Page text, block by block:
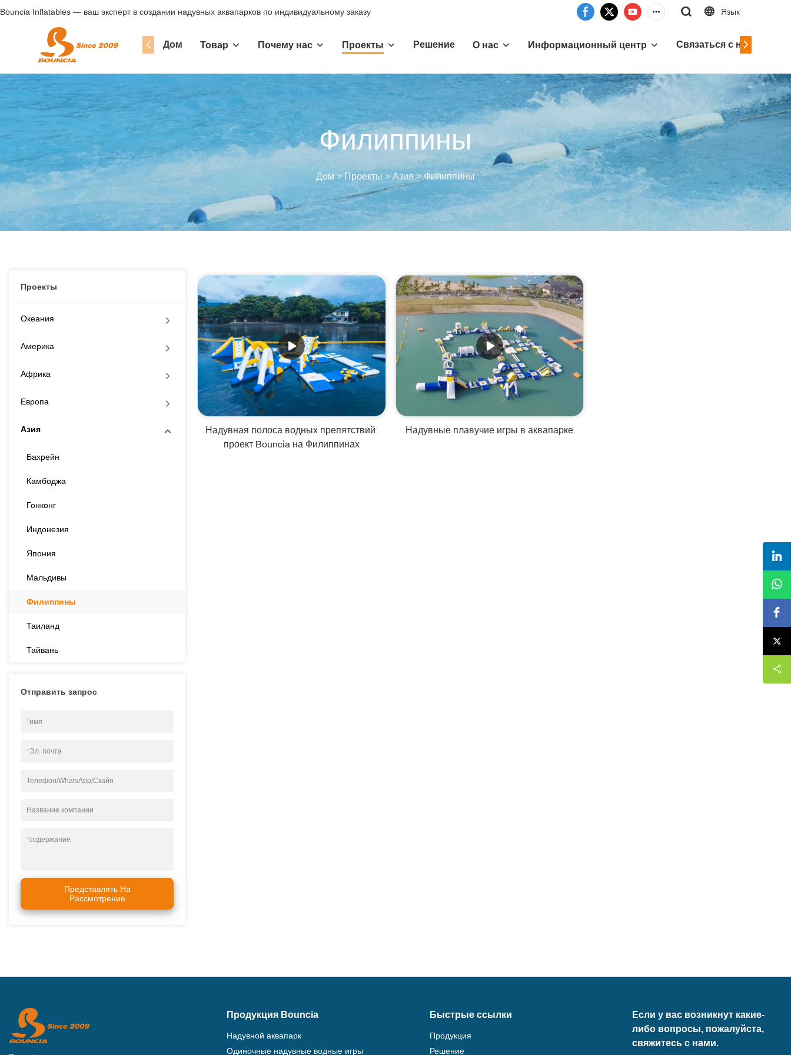
Bouncia Inflatables — ваш эксперт в создании надувных аквапарков по индивидуальному заказу Язык
Дом Товар Почему нас Проекты Решение О нас Информационный центр Связаться с нами
Филиппины
Дом > Проекты > Азия > Филиппины
Проекты
Океания
Америка
Африка
Европа
Азия
Бахрейн
Камбоджа
Гонконг
Индонезия
Япония
Мальдивы
Филиппины
Таиланд
Тайвань
Отправить запрос
*имя
*Эл. почта
Телефон/WhatsApp/Скайп
Название компании
*содержание
Представлять На
Рассмотрение
Надувная полоса водных препятствий:
проект Bouncia на Филиппинах
Надувные плавучие игры в аквапарке
Продукция Bouncia
Надувной аквапарк
Одиночные надувные водные игры
Быстрые ссылки
Продукция
Решение
Если у вас возникнут какие-
либо вопросы, пожалуйста,
свяжитесь с нами.